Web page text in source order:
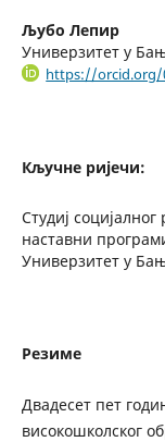
Љубо Лепир
Универзитет у
https://orcid.org/
Кључне ријечи:
Студиј
наставни
Универзитет у
Резиме
Двадесет пет
високошколског